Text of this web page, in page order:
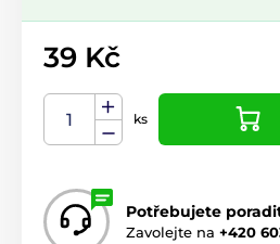
39 Kč
ks
Potřebujete
Zavolejte na +420